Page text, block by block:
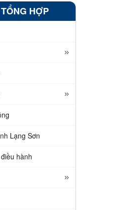
HỢP
Lạng Sơn
hành